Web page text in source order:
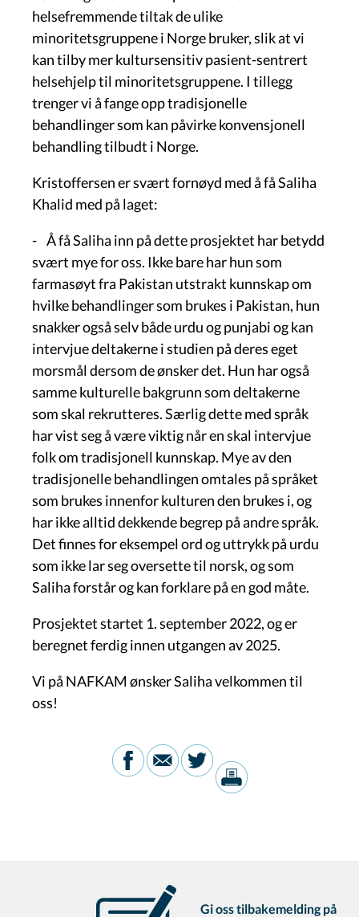
helsefremmende tiltak de ulike
minoritetsgruppene i Norge bruker, slik at vi
kan tilby mer kultursensitiv pasient-sentrert
helsehjelp til minoritetsgruppene. I tillegg
trenger vi å fange opp tradisjonelle
behandlinger som kan påvirke konvensjonell
behandling tilbudt i Norge.
Kristoffersen er svært fornøyd med å få Saliha
Khalid med på laget:
- Å få Saliha inn på dette prosjektet har betydd
svært mye for oss. Ikke bare har hun som
farmasøyt fra Pakistan utstrakt kunnskap om
hvilke behandlinger som brukes i Pakistan, hun
snakker også selv både urdu og punjabi og kan
intervjue deltakerne i studien på deres eget
morsmål dersom de ønsker det. Hun har også
samme kulturelle bakgrunn som deltakerne
som skal rekrutteres. Særlig dette med språk
har vist seg å være viktig når en skal intervjue
folk om tradisjonell kunnskap. Mye av den
tradisjonelle behandlingen omtales på språket
som brukes innenfor kulturen den brukes i, og
har ikke alltid dekkende begrep på andre språk.
Det finnes for eksempel ord og uttrykk på urdu
som ikke lar seg oversette til norsk, og som
Saliha forstår og kan forklare på en god måte.
Prosjektet startet 1. september 2022, og er
beregnet ferdig innen utgangen av 2025.
Vi på NAFKAM ønsker Saliha velkommen til
oss!
Gi oss tilbakemelding på